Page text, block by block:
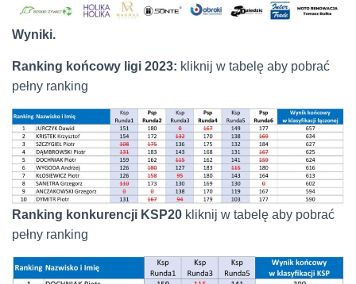
Wyniki.
Ranking końcowy ligi 2023: kliknij w tabelę aby pobrać
pełny ranking
Ranking konkurencji KSP20 kliknij w tabelę aby pobrać
pełny ranking